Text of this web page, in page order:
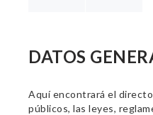
DATOS
Aquí encontrará el
públicos, las leyes,